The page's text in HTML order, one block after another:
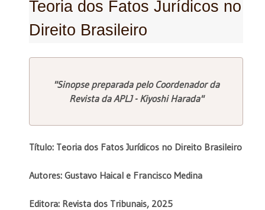
Teoria dos Fatos Jurídicos no
Direito Brasileiro
"Sinopse preparada pelo Coordenador da
Revista da APLJ - Kiyoshi Harada"
Título: Teoria dos Fatos Jurídicos no Direito Brasileiro
Autores: Gustavo Haical e Francisco Medina
Editora: Revista dos Tribunais, 2025